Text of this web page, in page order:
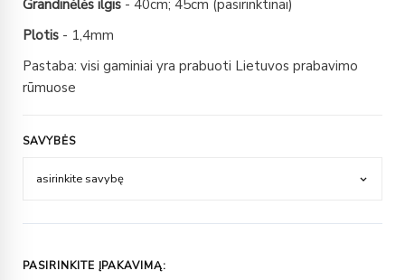
Grandinėlės ilgis - 40cm; 45cm (pasirinktinai)
Plotis - 1,4mm
Pastaba: visi gaminiai yra prabuoti Lietuvos prabavimo
rūmuose
SAVYBĖS
PASIRINKITE ĮPAKAVIMĄ: